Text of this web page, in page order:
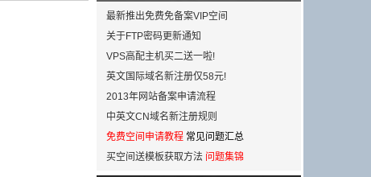
最新推出免费免备案VIP空间
关于FTP密码更新通知
VPS高配主机买二送一啦!
英文国际域名新注册仅58元!
2013年网站备案申请流程
中英文CN域名新注册规则
免费空间申请教程 常见问题汇总
买空间送模板获取方法 问题集锦